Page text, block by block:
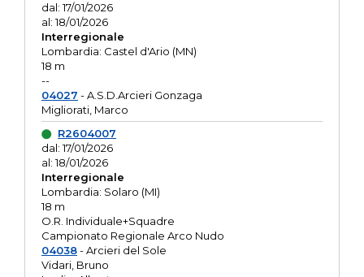
dal: 17/01/2026
al: 18/01/2026
Interregionale
Lombardia: Castel d'Ario (MN)
18 m
--
04027 - A.S.D.Arcieri Gonzaga
Migliorati, Marco
R2604007
dal: 17/01/2026
al: 18/01/2026
Interregionale
Lombardia: Solaro (MI)
18 m
O.R. Individuale+Squadre
Campionato Regionale Arco Nudo
04038- Arcieri del Sole
Vidari, Bruno